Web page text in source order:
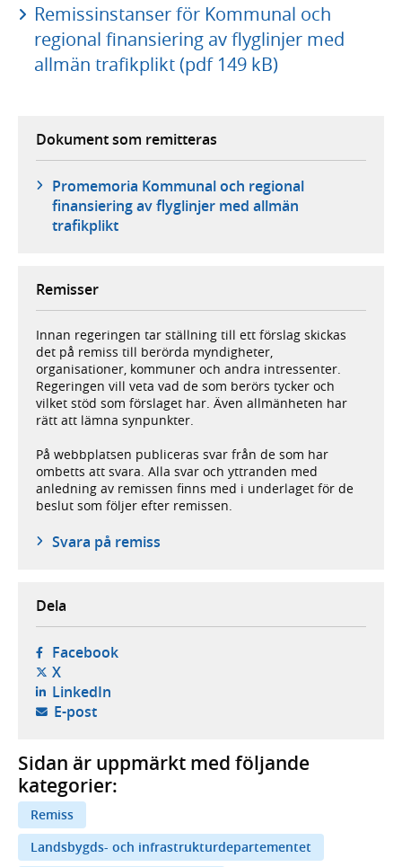
Remissinstanser för Kommunal och
regional finansiering av flyglinjer med
allmän trafikplikt (pdf 149 kB)
Dokument som remitteras
Promemoria Kommunal och regional
finansiering av flyglinjer med allmän
trafikplikt
Remisser
Innan regeringen tar ställning till ett förslag skickas
det på remiss till berörda myndigheter,
organisationer, kommuner och andra intressenter.
Regeringen vill veta vad de som berörs tycker och
vilket stöd som förslaget har. Även allmänheten har
rätt att lämna synpunkter.
På webbplatsen publiceras svar från de som har
ombetts att svara. Alla svar och yttranden med
anledning av remissen finns med i underlaget för de
beslut som följer efter remissen.
Svara på remiss
Dela
Facebook- öppnas i ny flik, extern webbplats,
X- öppnas i ny flik, extern webbplats,
LinkedIn- öppnas i ny flik, extern webbplats,
E-post- öppnar din e-postklient,
Sidan är uppmärkt med följande
kategorier:
Remiss
Landsbygds- och infrastrukturdepartementet